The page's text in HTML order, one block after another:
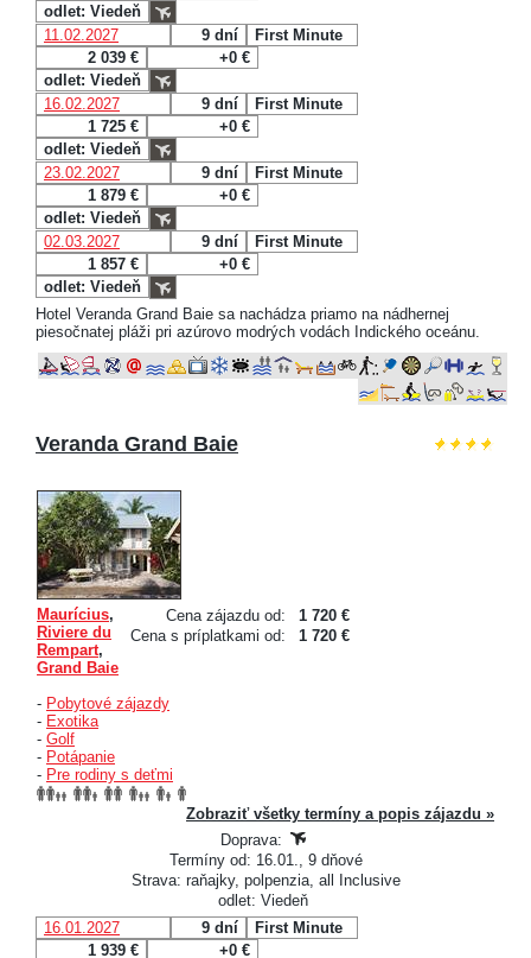
odlet: Viedeň
11.02.2027
9 dní
First Minute
2 039 €
+0 €
odlet: Viedeň
16.02.2027
9 dní
First Minute
1 725 €
+0 €
odlet: Viedeň
23.02.2027
9 dní
First Minute
1 879 €
+0 €
odlet: Viedeň
02.03.2027
9 dní
First Minute
1 857 €
+0 €
odlet: Viedeň
Hotel Veranda Grand Baie sa nachádza priamo na nádhernej
piesočnatej pláži pri azúrovo modrých vodách Indického oceánu.
Veranda Grand Baie
Cena zájazdu od:
1 720 €
Cena s príplatkami od:
1 720 €
Maurícius,
Riviere du
Rempart,
Grand Baie
- Pobytové zájazdy
- Exotika
- Golf
- Potápanie
- Pre rodiny s deťmi
Zobraziť všetky termíny a popis zájazdu »
Doprava:
Termíny od: 16.01., 9 dňové
Strava: raňajky, polpenzia, all Inclusive
odlet: Viedeň
16.01.2027
9 dní
First Minute
1 939 €
+0 €